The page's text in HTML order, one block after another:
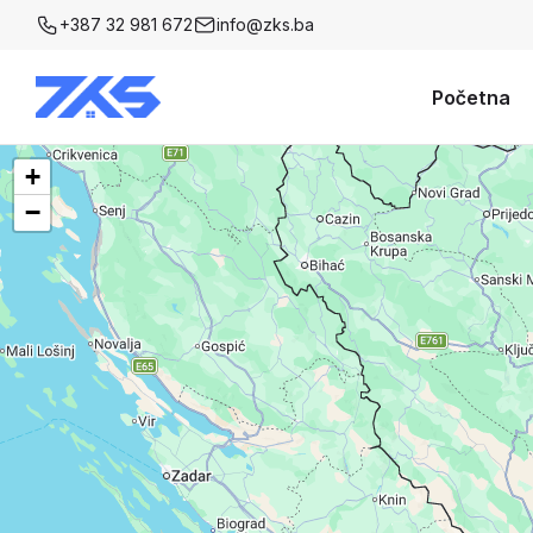
+387 32 981 672 info@zks.ba
Početna
+
−